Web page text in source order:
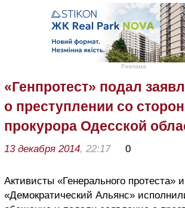
Реклама
«Генпротест» подал
о преступлении со
прокурора Одесской
13 декабря 2014, 22:17 0
Активисты «Генерального протеста»
«Демократический Альянс»